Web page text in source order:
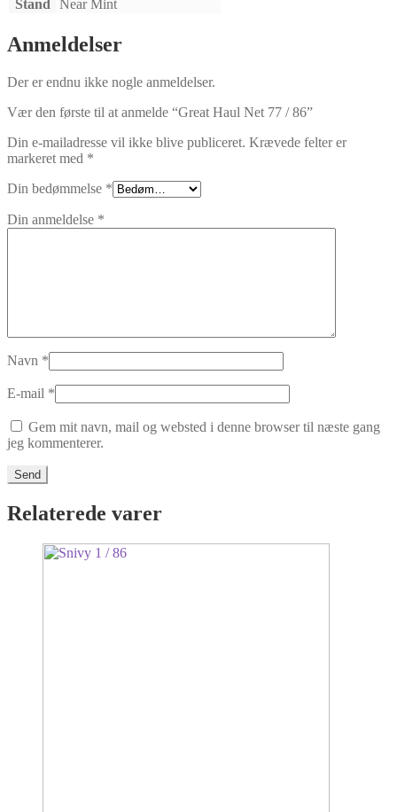
Stand Near Mint
Anmeldelser
Der er endnu ikke nogle anmeldelser.
Vær den første til at anmelde “Great Haul Net 77 / 86”
Din e-mailadresse vil ikke blive publiceret. Krævede felter er
markeret med *
Din bedømmelse *
Din anmeldelse *
Navn *
E-mail *
Gem mit navn, mail og websted i denne browser til næste gang
jeg kommenterer.
Relaterede varer